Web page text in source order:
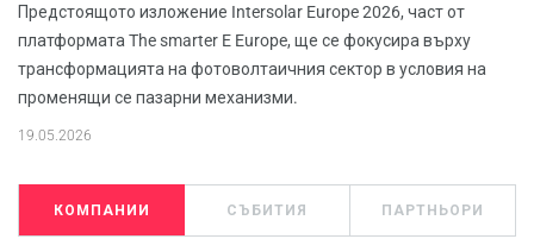
Предстоящото изложение Intersolar Europe 2026, част от
платформата The smarter E Europe, ще се фокусира върху
трансформацията на фотоволтаичния сектор в условия на
променящи се пазарни механизми.
19.05.2026
КОМПАНИИ СЪБИТИЯ ПАРТНЬОРИ